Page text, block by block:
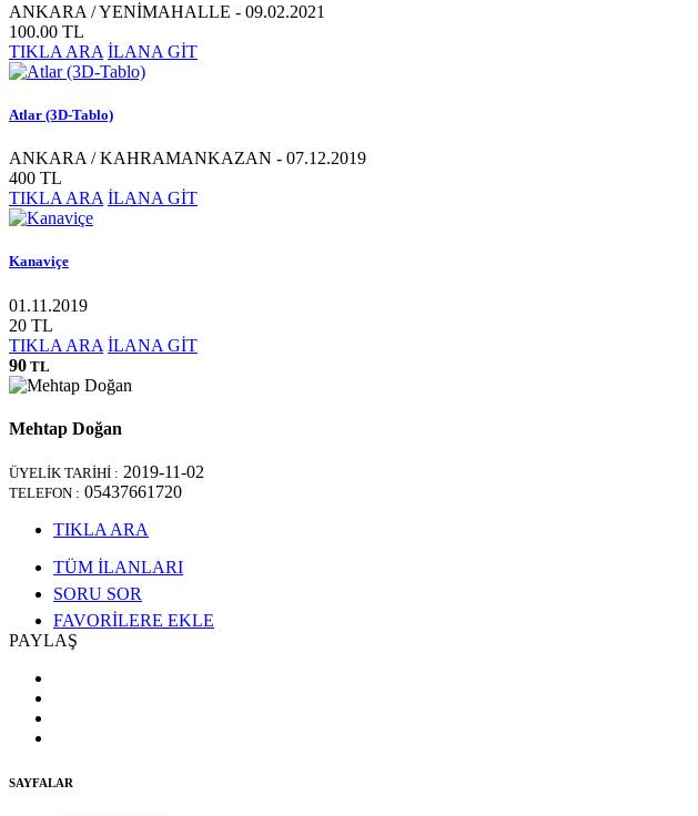
ANKARA / YENİMAHALLE - 09.02.2021
100.00 TL
TIKLA ARA İLANA GİT
Atlar (3D-Tablo)
ANKARA / KAHRAMANKAZAN - 07.12.2019
400 TL
TIKLA ARA İLANA GİT
Kanaviçe
01.11.2019
20 TL
TIKLA ARA İLANA GİT
90 TL
Mehtap Doğan
ÜYELİK TARİHİ : 2019-11-02
TELEFON : 05437661720
TIKLA ARA
TÜM İLANLARI
SORU SOR
FAVORİLERE EKLE
PAYLAŞ
SAYFALAR